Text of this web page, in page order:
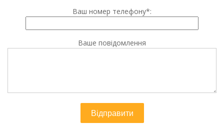
Ваш номер телефону*:
Ваше повідомлення